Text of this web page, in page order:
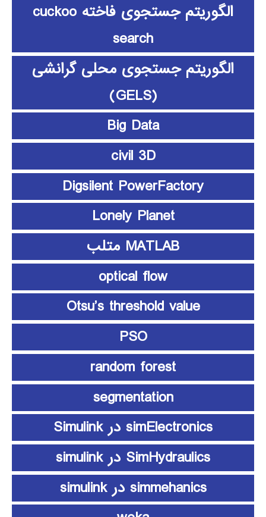
الگوریتم جستجوی فاخته cuckoo
search
الگوریتم جستجوی محلی گرانشی
(GELS)
Big Data
civil 3D
Digsilent PowerFactory
Lonely Planet
MATLAB متلب
optical flow
Otsu’s threshold value
PSO
random forest
segmentation
simElectronics در Simulink
SimHydraulics در simulink
simmehanics در simulink